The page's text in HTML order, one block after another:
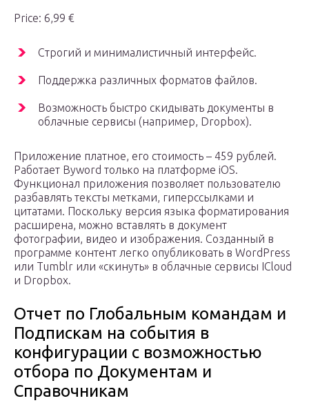
Price: 6,99 €
Строгий и минималистичный интерфейс.
Поддержка различных форматов файлов.
Возможность быстро скидывать документы в
облачные сервисы (например, Dropbox).
Приложение платное, его стоимость – 459 рублей.
Работает Byword только на платформе iOS.
Функционал приложения позволяет пользователю
разбавлять тексты метками, гиперссылками и
цитатами. Поскольку версия языка форматирования
расширена, можно вставлять в документ
фотографии, видео и изображения. Созданный в
программе контент легко опубликовать в WordPress
или Tumblr или «скинуть» в облачные сервисы ICloud
и Dropbox.
Отчет по Глобальным командам и
Подпискам на события в
конфигурации с возможностью
отбора по Документам и
Справочникам